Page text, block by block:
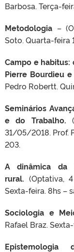
Barbosa. Terça-
Metodologia –
Soto. Quarta-feira
Campo e
Pierre Bourdieu
Pedro Robertt.
Seminários
e do Trabalho.
31/05/2018. Prof.
203.
A dinâmica da
rural. (Optativa,
Sexta-feira. 8hs –
Sociologia e
Rafael Braz.